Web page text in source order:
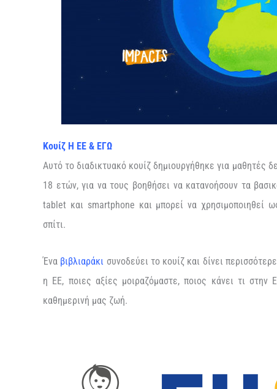
Κουίζ Η ΕΕ & ΕΓΩ
Αυτό το διαδικτυακό κουίζ δημιουργήθηκε για μαθητές
18 ετών, για να τους βοηθήσει να κατανοήσουν τα
tablet και smartphone και μπορεί να χρησιμοποιηθεί
σπίτι.
Ένα βιβλιαράκι συνοδεύει το κουίζ και δίνει
η ΕΕ, ποιες αξίες μοιραζόμαστε, ποιος κάνει τι
καθημερινή μας ζωή.